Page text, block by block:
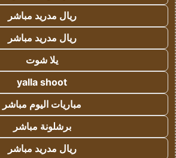
ريال مدريد مباشر
ريال مدريد مباشر
يلا شوت
yalla shoot
مباريات اليوم مباشر
برشلونة مباشر
ريال مدريد مباشر